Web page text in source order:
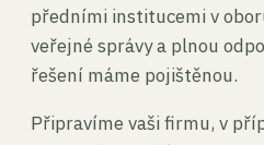
předními institucemi v
veřejné správy a plnou
řešení máme pojištěnou.
Připravíme vaši firmu, v